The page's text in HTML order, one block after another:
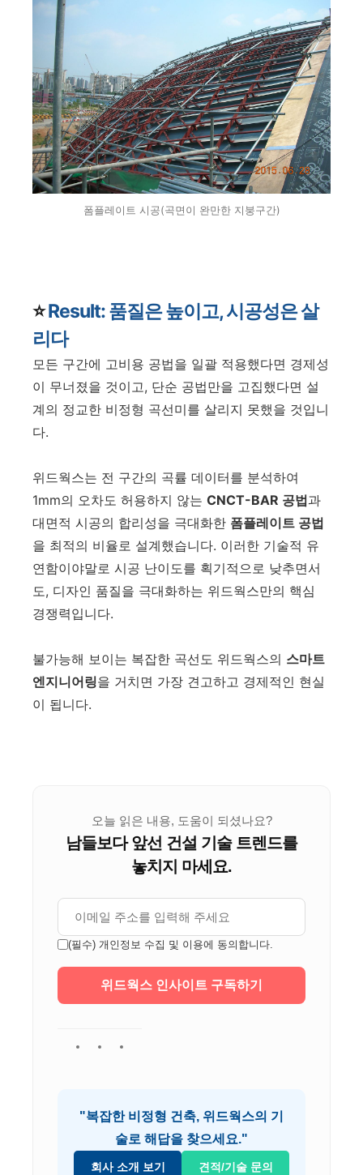
폼플레이트 시공(곡면이 완만한 지붕구간)
⭐️Result: 품질은 높이고, 시공성은 살
리다
모든 구간에 고비용 공법을 일괄 적용했다면 경제성
이 무너졌을 것이고, 단순 공법만을 고집했다면 설
계의 정교한 비정형 곡선미를 살리지 못했을 것입니
다.
위드웍스는 전 구간의 곡률 데이터를 분석하여
1mm의 오차도 허용하지 않는 CNCT-BAR 공법과
대면적 시공의 합리성을 극대화한 폼플레이트 공법
을 최적의 비율로 설계했습니다. 이러한 기술적 유
연함이야말로 시공 난이도를 획기적으로 낮추면서
도, 디자인 품질을 극대화하는 위드웍스만의 핵심
경쟁력입니다.
불가능해 보이는 복잡한 곡선도 위드웍스의 스마트
엔지니어링을 거치면 가장 견고하고 경제적인 현실
이 됩니다.
오늘 읽은 내용, 도움이 되셨나요?
남들보다 앞선 건설 기술 트렌드를
놓치지 마세요.
(필수) 개인정보 수집 및 이용에 동의합니다.
위드웍스 인사이트 구독하기
"복잡한 비정형 건축, 위드웍스의 기
술로 해답을 찾으세요."
회사 소개 보기 견적/기술 문의